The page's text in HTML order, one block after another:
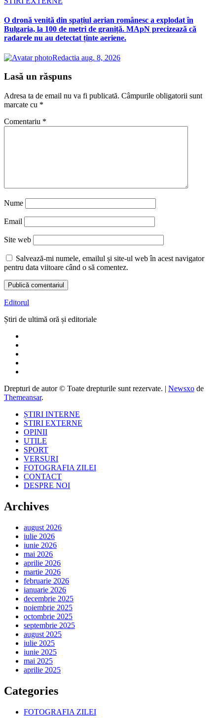
O dronă venită din spațiul aerian românesc a explodat în
Bulgaria, la 100 de metri de graniță. MApN precizează că
radarele nu au detectat ținte aeriene.
Redactia aug. 8, 2026
Lasă un răspuns
Adresa ta de email nu va fi publicată. Câmpurile obligatorii sunt
marcate cu *
Comentariu *
Nume
Email
Site web
Salvează-mi numele, emailul și site-ul web în acest navigator
pentru data viitoare când o să comentez.
Editorul
Știri de ultimă oră și editoriale
Drepturi de autor © Toate drepturile sunt rezervate. | Newsxo de
Themeansar.
ȘTIRI INTERNE
STIRI EXTERNE
OPINII
UTILE
SPORT
VERSURI
FOTOGRAFIA ZILEI
CONTACT
DESPRE NOI
Archives
august 2026
iulie 2026
iunie 2026
mai 2026
aprilie 2026
martie 2026
februarie 2026
ianuarie 2026
decembrie 2025
noiembrie 2025
octombrie 2025
septembrie 2025
august 2025
iulie 2025
iunie 2025
mai 2025
aprilie 2025
Categories
FOTOGRAFIA ZILEI